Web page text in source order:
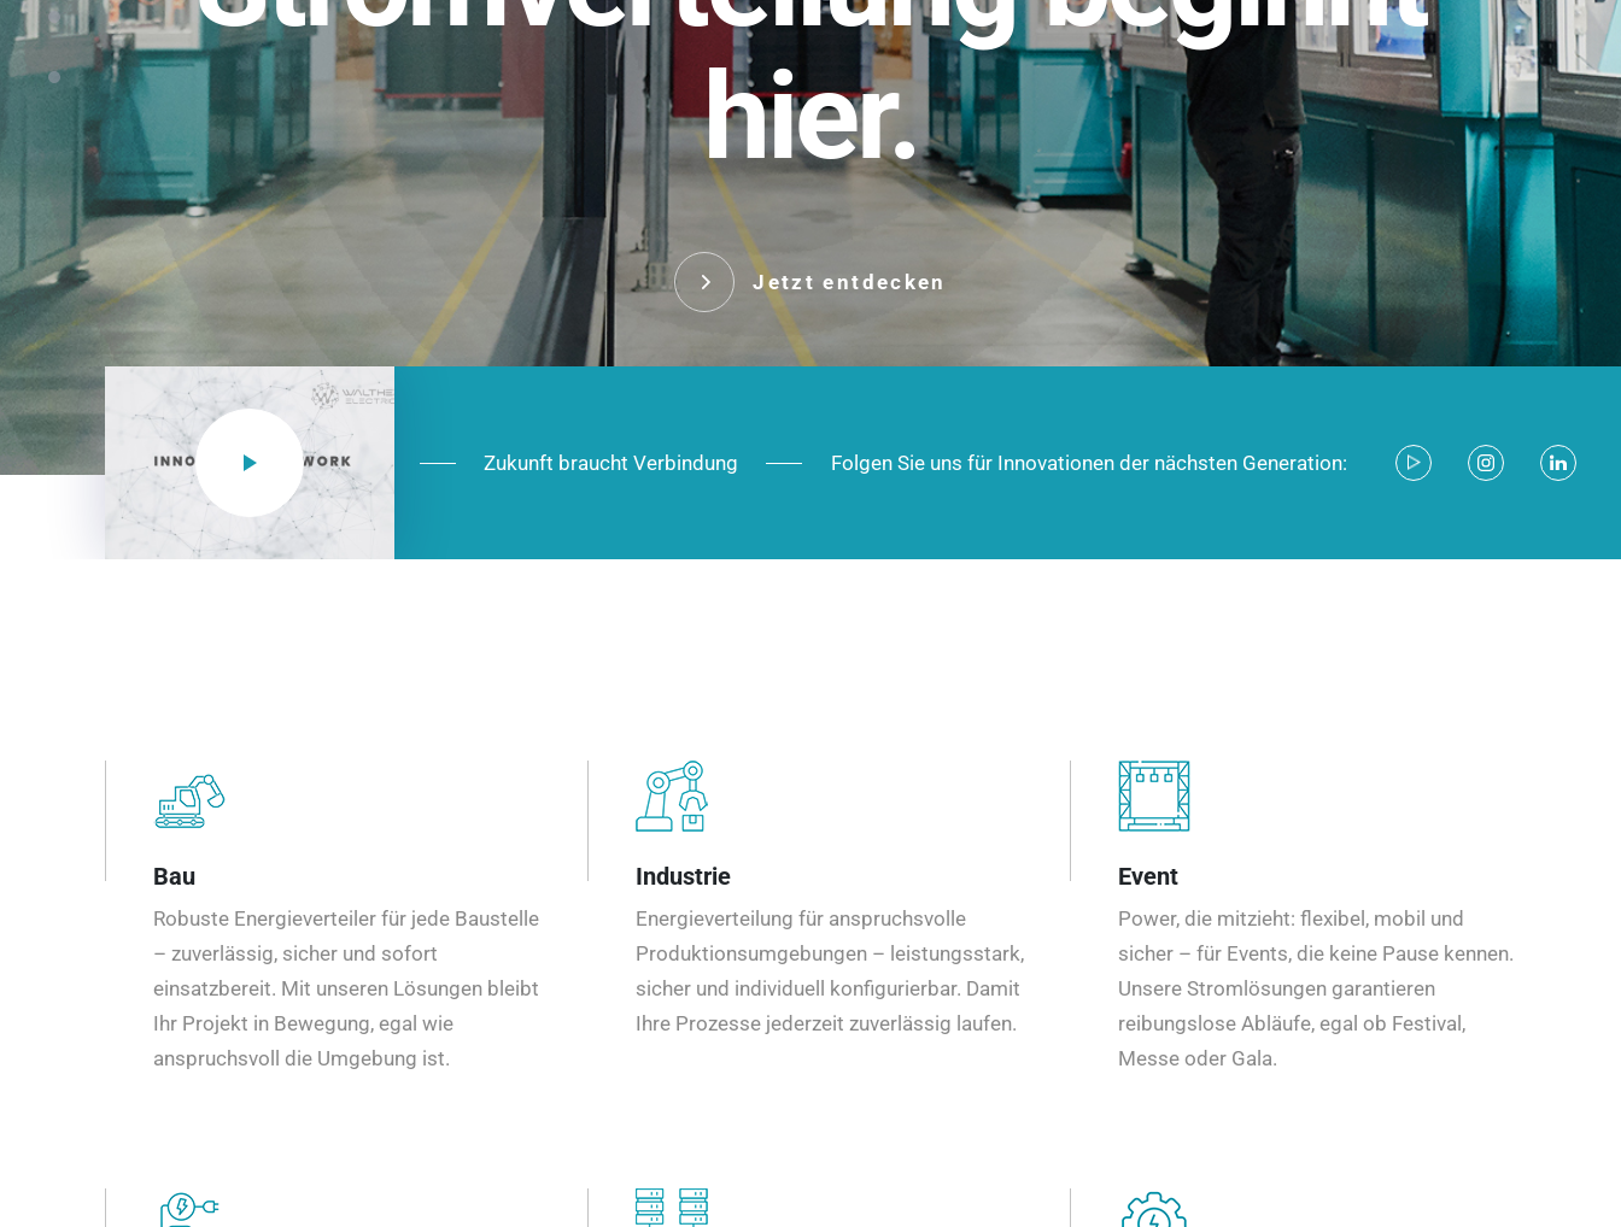
hier.
Jetzt entdecken
NEO CEE: Energieverteilung mit System. Robust im Alltag,
effizient in der Installation, zukunftsfähig im Ausbau.
Das innovative Stecksystem für industrielle Anwendungen –
robust, IP-geschützt und zukunftsfähig.
Jetzt entdecken
Zukunft braucht Verbindung Folgen Sie uns für Innovationen der nächsten Generation:
Bau
Robuste Energieverteiler für jede Baustelle
– zuverlässig, sicher und sofort
einsatzbereit. Mit unseren Lösungen bleibt
Ihr Projekt in Bewegung, egal wie
anspruchsvoll die Umgebung ist.
Industrie
Energieverteilung für anspruchsvolle
Produktionsumgebungen – leistungsstark,
sicher und individuell konfigurierbar. Damit
Ihre Prozesse jederzeit zuverlässig laufen.
Event
Power, die mitzieht: flexibel, mobil und
sicher – für Events, die keine Pause kennen.
Unsere Stromlösungen garantieren
reibungslose Abläufe, egal ob Festival,
Messe oder Gala.